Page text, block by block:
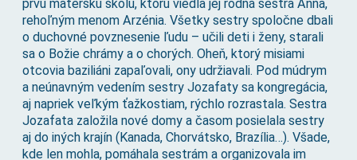
prvú materskú školu, ktorú viedla jej rodná sestra Anna,
rehoľným menom Arzénia. Všetky sestry spoločne dbali
o duchovné povznesenie ľudu – učili deti i ženy, starali
sa o Božie chrámy a o chorých. Oheň, ktorý misiami
otcovia baziliáni zapaľovali, ony udržiavali. Pod múdrym
a neúnavným vedením sestry Jozafaty sa kongregácia,
aj napriek veľkým ťažkostiam, rýchlo rozrastala. Sestra
Jozafata založila nové domy a časom posielala sestry
aj do iných krajín (Kanada, Chorvátsko, Brazília…). Všade,
kde len mohla, pomáhala sestrám a organizovala im